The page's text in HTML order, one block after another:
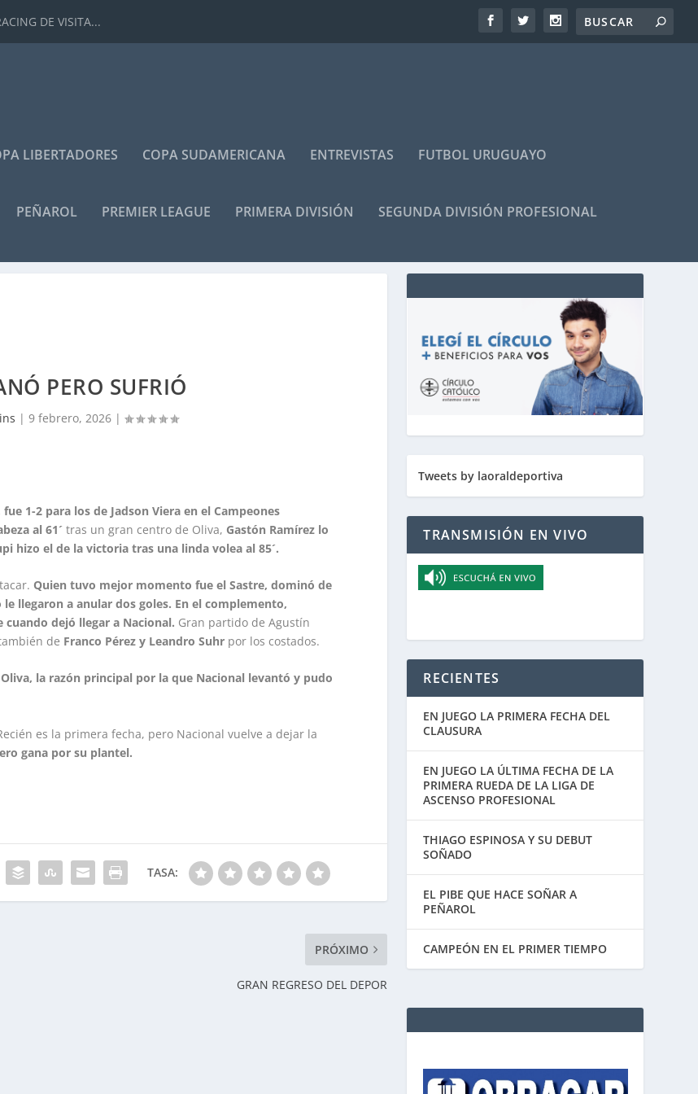
DE VISITA...
LIBERTADORES COPA SUDAMERICANA ENTREVISTAS FUTBOL URUGUAYO
PEÑAROL PREMIER LEAGUE PRIMERA DIVISIÓN SEGUNDA DIVISIÓN PROFESIONAL
PERO SUFRIÓ
| 9 febrero, 2026|
1-2 para los de Jadson Viera en el Campeones
al 61´ tras un gran centro de Oliva, Gastón Ramírez lo
hizo el de la victoria tras una linda volea al 85´.
Quien tuvo mejor momento fue el Sastre, dominó de
llegaron a anular dos goles. En el complemento,
dejó llegar a Nacional. Gran partido de Agustín
de Franco Pérez y Leandro Suhr por los costados.
la razón principal por la que Nacional levantó y pudo
es la primera fecha, pero Nacional vuelve a dejar la
gana por su plantel.
TASA:
PRÓXIMO
GRAN REGRESO DEL DEPOR
Tweets by laoraldeportiva
TRANSMISIÓN EN VIVO
RECIENTES
EN JUEGO LA PRIMERA FECHA DEL
CLAUSURA
EN JUEGO LA ÚLTIMA FECHA DE LA
PRIMERA RUEDA DE LA LIGA DE
ASCENSO PROFESIONAL
THIAGO ESPINOSA Y SU DEBUT
SOÑADO
EL PIBE QUE HACE SOÑAR A
PEÑAROL
CAMPEÓN EN EL PRIMER TIEMPO